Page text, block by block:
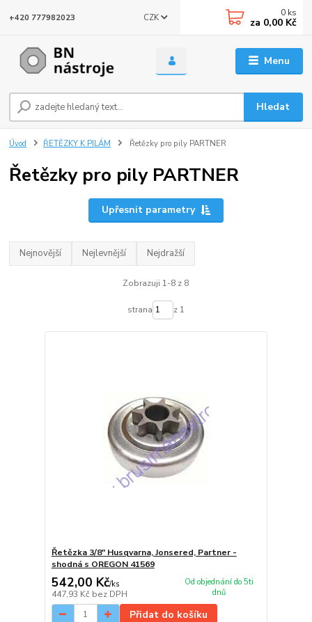
Menu
CZK
Hledat
+420 777982023 0 ks
za 0,00 Kč
Úvod ŘETĚZKY K PILÁM Řetězky pro pily PARTNER
Řetězky pro pily PARTNER
Upřesnit parametry
Nejnovější Nejlevnější Nejdražší
Zobrazuji 1-8 z 8
strana z 1
Řetězka 3/8" Husqvarna, Jonsered, Partner -
shodná s OREGON 41569
542,00 Kč/ks
447,93 Kč bez DPH
Od objednání do 5ti
dnů
Přidat do košíku